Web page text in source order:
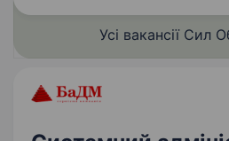
на застосуванні ударних,
безпілотних…Усі вакансії Сил